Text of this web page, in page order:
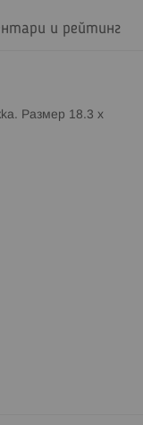
Размер 18.3 x
и рейтинг